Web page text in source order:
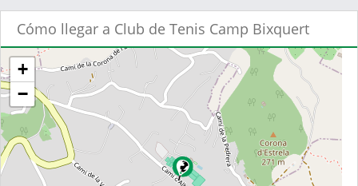
Cómo llegar a Club de Tenis Camp Bixquert
+
−